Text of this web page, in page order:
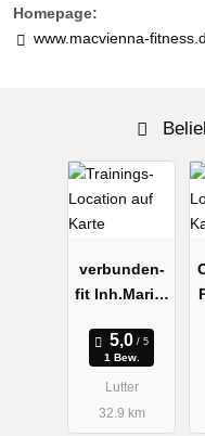
Homepage:
www.macvienna-
verbunden-
fit Inh.Marie-
1 Bew.
Lutter
32.9 km